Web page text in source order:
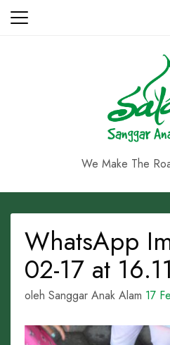
Skip
We Make The
WhatsApp
02-17 at
oleh Sanggar Anak Alam 17